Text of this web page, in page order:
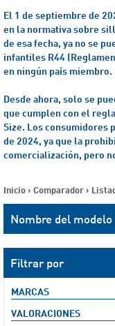
El 1 de septiembre de
en la normativa sobre
de esa fecha, ya no se
infantiles R44
en ningún país miembro.
Desde ahora, solo se
que cumplen con el
Size. Los consumidores
de 2024, ya que la
comercialización, pero
Inicio > Comparador >
Nombre del modelo
Filtrar por
MARCAS
VALORACIONES